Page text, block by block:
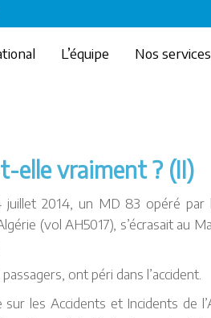
L’équipe Nos services
elle vraiment ? (II)
2014, un MD 83 opéré par
(vol AH5017), s’écrasait au
ont péri dans l’accident.
les Accidents et Incidents de